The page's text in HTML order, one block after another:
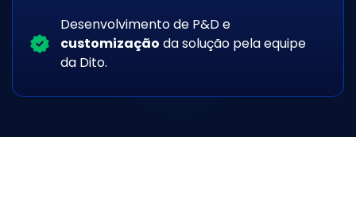
Desenvolvimento de P&D e
customização da solução pela equipe
da Dito.